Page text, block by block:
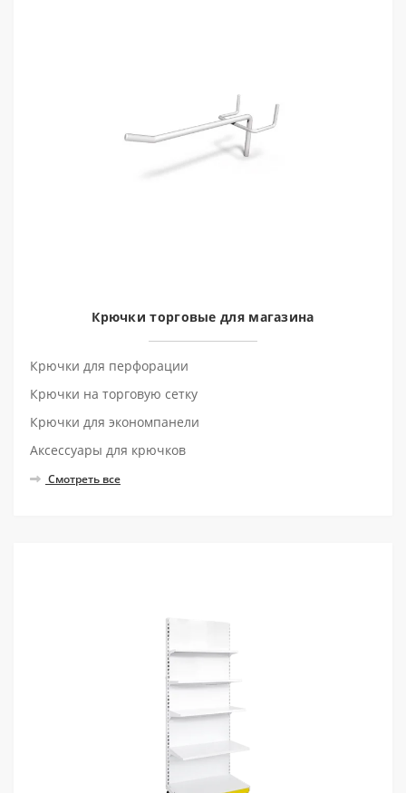
Крючки торговые для магазина
Крючки для перфорации
Крючки на торговую сетку
Крючки для экономпанели
Аксессуары для крючков
Смотреть все